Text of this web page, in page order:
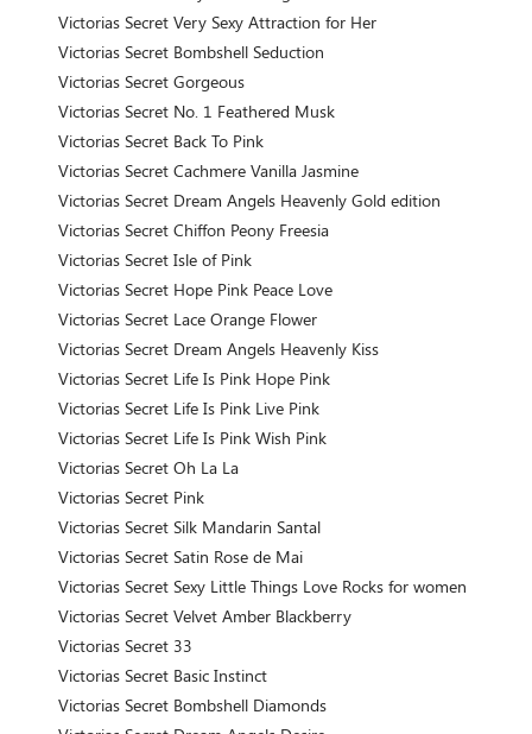
Victorias Secret Very Sexy Attraction for Her
Victorias Secret Bombshell Seduction
Victorias Secret Gorgeous
Victorias Secret No. 1 Feathered Musk
Victorias Secret Back To Pink
Victorias Secret Cachmere Vanilla Jasmine
Victorias Secret Dream Angels Heavenly Gold edition
Victorias Secret Chiffon Peony Freesia
Victorias Secret Isle of Pink
Victorias Secret Hope Pink Peace Love
Victorias Secret Lace Orange Flower
Victorias Secret Dream Angels Heavenly Kiss
Victorias Secret Life Is Pink Hope Pink
Victorias Secret Life Is Pink Live Pink
Victorias Secret Life Is Pink Wish Pink
Victorias Secret Oh La La
Victorias Secret Pink
Victorias Secret Silk Mandarin Santal
Victorias Secret Satin Rose de Mai
Victorias Secret Sexy Little Things Love Rocks for women
Victorias Secret Velvet Amber Blackberry
Victorias Secret 33
Victorias Secret Basic Instinct
Victorias Secret Bombshell Diamonds